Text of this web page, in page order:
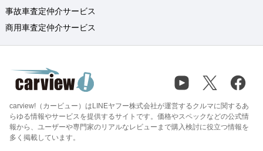
事故車査定仲介サービス
商用車査定仲介サービス
carview!（カービュー）はLINEヤフー株式会社が運営するクルマに関するあ
らゆる情報やサービスを提供するサイトです。価格やスペックなどの公式情
報から、ユーザーや専門家のリアルなレビューまで購入検討に役立つ情報を
多く掲載しています。